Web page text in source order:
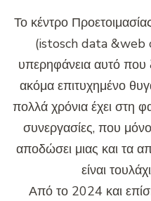
Το κέντρο
(istosch data &web
υπερηφάνεια αυτό που
ακόμα επιτυχημένο
πολλά χρόνια έχει στη
συνεργασίες, που
αποδώσει μιας και τα
είναι
Από το 2024 και